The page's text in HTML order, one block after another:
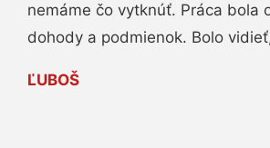
nemáme čo vytknúť. Práca bola
dohody a podmienok. Bolo
ĽUBOŠ